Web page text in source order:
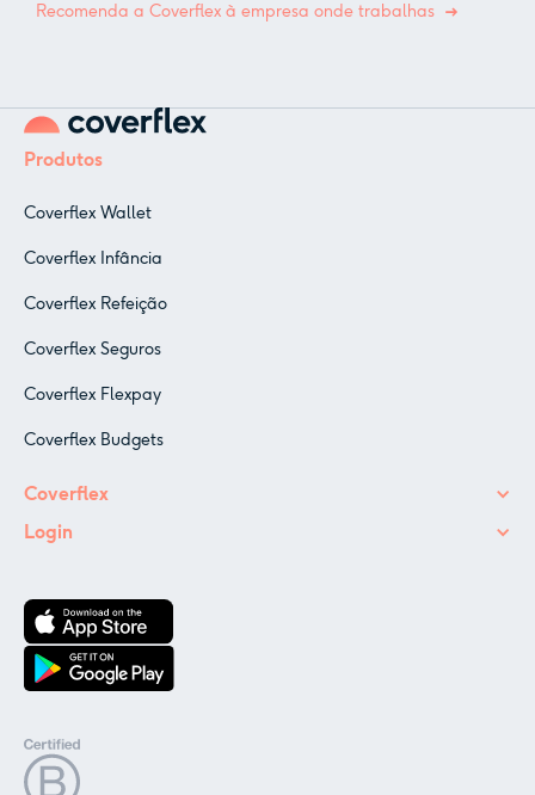
Recomenda a Coverflex à empresa onde trabalhas
Produtos
Coverflex Wallet
Coverflex Infância
Coverflex Refeição
Coverflex Seguros
Coverflex Flexpay
Coverflex Budgets
Coverflex
Login